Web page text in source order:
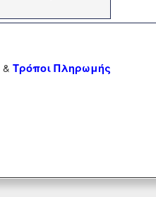
&Τρόποι Πληρωμής